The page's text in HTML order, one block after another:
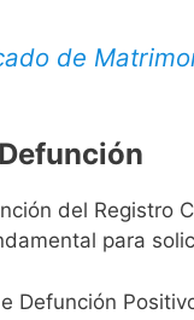
de
del Registro
para
Defunción